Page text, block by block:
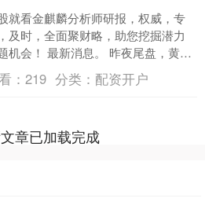
就看金麒麟分析师研报，权威，专
及时，全面聚财略，助您挖掘潜力
机会！ 最新消息。 昨夜尾盘，黄
白银走出深“V”行情。现货白银一度
跌超4.5%，....
：219 分类： 配资开户
章已加载完成